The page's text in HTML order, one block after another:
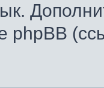
phpBB